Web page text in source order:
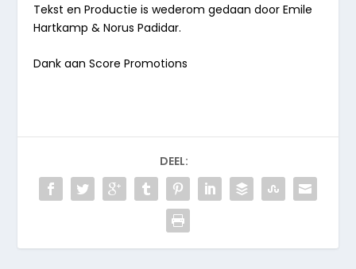
Tekst en Productie is wederom gedaan door Emile
Hartkamp & Norus Padidar.
Dank aan Score Promotions
DEEL: